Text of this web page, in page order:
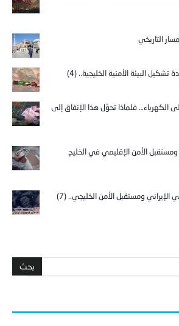
التاريخي
تشكيل البيئة الأمنية الخليجية.. (4)
على الكهرباء… فلماذا تحوّل هذا الإنفاق إلى
ومستقبل الأمن الإقليمي في الخليج
الإيراني ومستقبل الأمن الخليجي.. (7)